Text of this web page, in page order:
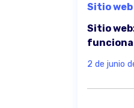
Sitio web
Sitio
funciona
2 de junio